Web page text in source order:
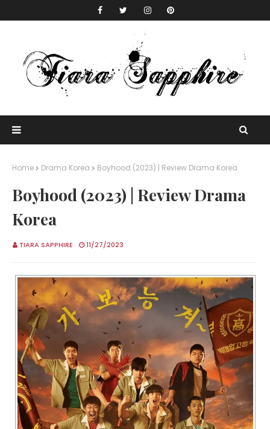
Home Drama Korea Boyhood (2023) | Review Drama Korea
Boyhood (2023) | Review Drama
Korea
TIARA SAPPHIRE 11/27/2023